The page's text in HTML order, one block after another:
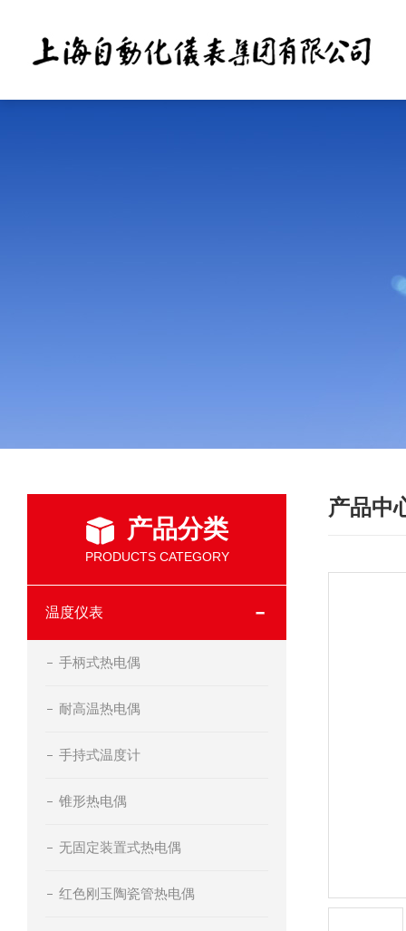
产品分类
PRODUCTS CATEGORY
温度仪表
手柄式热电偶
耐高温热电偶
手持式温度计
锥形热电偶
无固定装置式热电偶
红色刚玉陶瓷管热电偶
产品中